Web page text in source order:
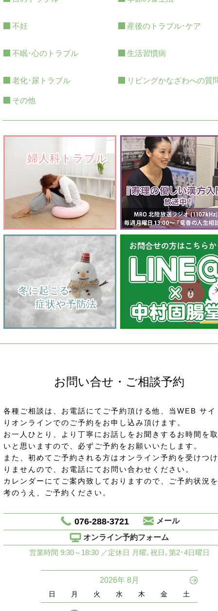
不妊 産後のトラブル･ケア
不眠･心のトラブル 生活習慣病
老化･尿トラブル リビングかなざわへの質
その他
婦人科トラブル
    冬に起こる
         症状や予防法
お問い合せ・ご相談予約
各種ご相談は、お電話にてご予約頂ける他、当WEB サイ
りオンラインでのご予約をお申し込み頂けます。
お一人ひとり、より丁寧にお話しをお聞きするお時間を
いと思いますので、必ずご予約をお願いいたします。
また、初めてご予約される方はオンライン予約を受けつ
りませんので、お電話にてお問い合わせください。
カレンダーにてご案内致しておりますので、ご予約状況
考のうえ、ご予約ください。
076-288-3721
メール
オンライン予約フォーム
営業時間 9:30～18:30 ／定休日 月曜､祝日､第2･4日曜日
2026年 8月
日 月 火 水 木 金 土